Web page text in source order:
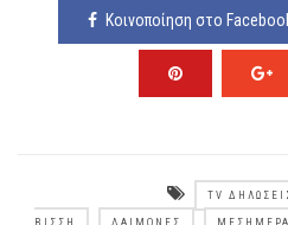
Κοινοποίηση στο
TV
ΒΊΣΣΗ ΔΑΙΜΟΝΕΣ ΜΕΣΗΜΕΡΑ